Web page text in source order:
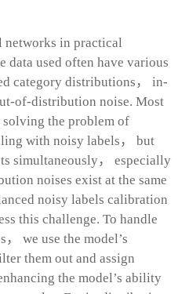
networks in practical
data used often have various
category distributions， in-
of-distribution noise. Most
the problem of
with noisy labels， but
simultaneously， especially
noises exist at the same
noisy labels calibration
this challenge. To handle
we use the model’s
them out and assign
the model’s ability